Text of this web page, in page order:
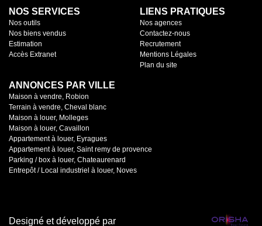
NOS SERVICES
Nos outils
Nos biens vendus
Estimation
Accès Extranet
LIENS PRATIQUES
Nos agences
Contactez-nous
Recrutement
Mentions Légales
Plan du site
ANNONCES PAR VILLE
Maison à vendre, Robion
Terrain à vendre, Cheval blanc
Maison à louer, Molleges
Maison à louer, Cavaillon
Appartement à louer, Eyragues
Appartement à louer, Saint remy de provence
Parking / box à louer, Chateaurenard
Entrepôt / Local industriel à louer, Noves
Designé et développé par